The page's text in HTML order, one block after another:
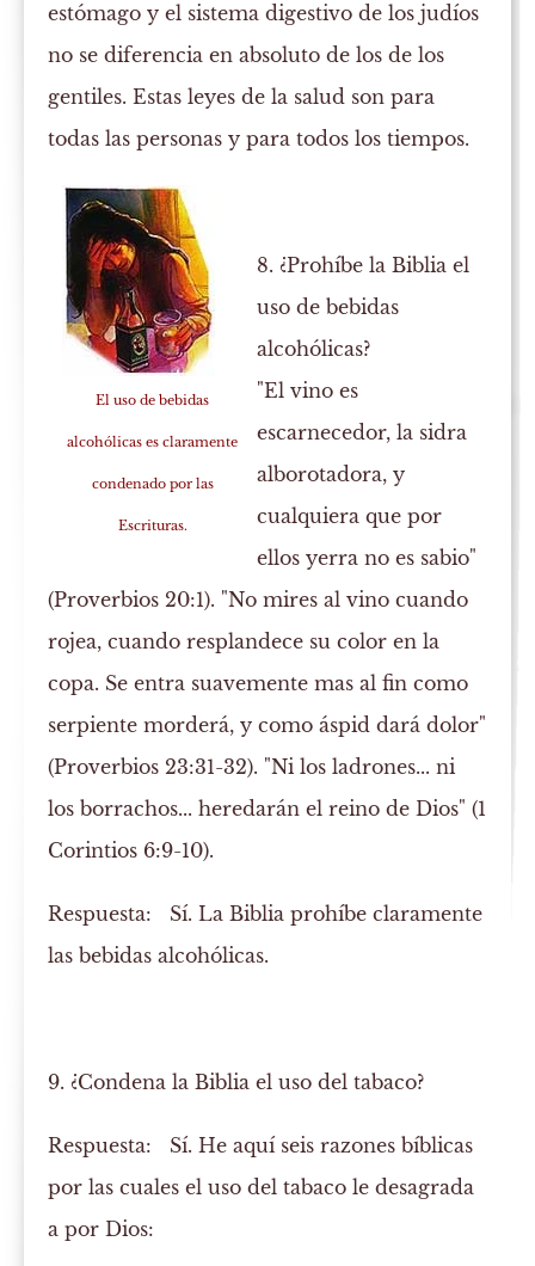
estómago y el sistema digestivo de los judíos
no se diferencia en absoluto de los de los
gentiles. Estas leyes de la salud son para
todas las personas y para todos los tiempos.
El uso de bebidas
alcohólicas es claramente
condenado por las
Escrituras.
8. ¿Prohíbe la Biblia el
uso de bebidas
alcohólicas?
"El vino es
escarnecedor, la sidra
alborotadora, y
cualquiera que por
ellos yerra no es sabio"
(Proverbios 20:1). "No mires al vino cuando
rojea, cuando resplandece su color en la
copa. Se entra suavemente mas al fin como
serpiente morderá, y como áspid dará dolor"
(Proverbios 23:31-32). "Ni los ladrones... ni
los borrachos... heredarán el reino de Dios" (1
Corintios 6:9-10).
Respuesta: Sí. La Biblia prohíbe claramente
las bebidas alcohólicas.
9. ¿Condena la Biblia el uso del tabaco?
Respuesta: Sí. He aquí seis razones bíblicas
por las cuales el uso del tabaco le desagrada
a por Dios: